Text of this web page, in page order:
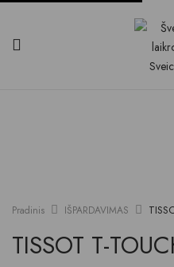
Pradinis IŠPARDAVIMAS
TISSOT T-